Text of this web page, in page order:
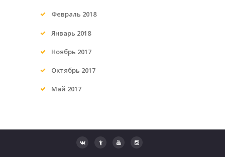
Февраль 2018
Январь 2018
Ноябрь 2017
Октябрь 2017
Май 2017